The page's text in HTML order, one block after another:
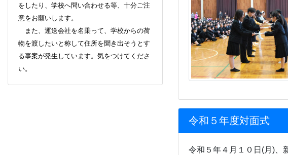
をしたり、学校へ問い合わせる等、十分ご注
意をお願いします。
また、運送会社を名乗って、学校からの荷
物を渡したいと称して住所を聞き出そうとす
る事案が発生しています。気をつけてくださ
い。
令和５年度対面式
令和５年４月１０日(月)、